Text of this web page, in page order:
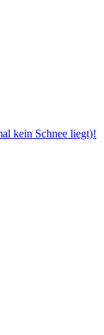
kein Schnee liegt)!